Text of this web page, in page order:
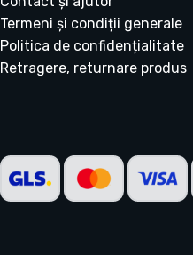
Termeni și condiții generale
Politica de confidențialitate
Retragere, returnare produs